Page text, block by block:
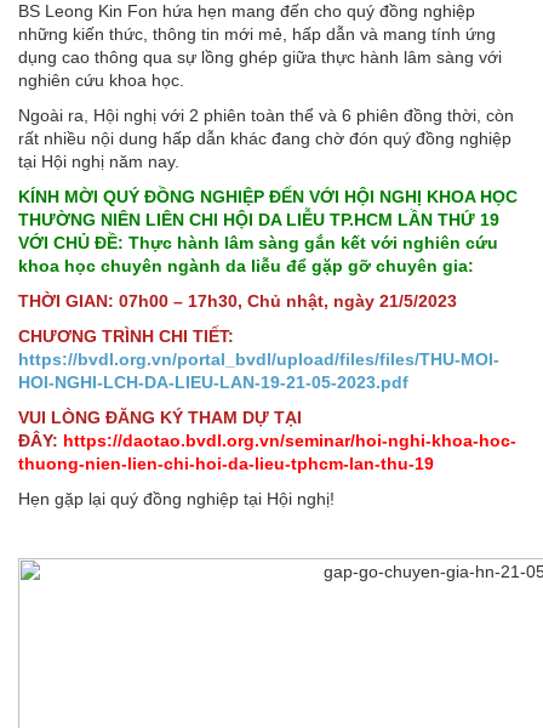
BS Leong Kin Fon hứa hẹn mang đến cho quý đồng nghiệp
những kiến thức, thông tin mới mẻ, hấp dẫn và mang tính ứng
dụng cao thông qua sự lồng ghép giữa thực hành lâm sàng với
nghiên cứu khoa học.
Ngoài ra, Hội nghị với 2 phiên toàn thể và 6 phiên đồng thời, còn
rất nhiều nội dung hấp dẫn khác đang chờ đón quý đồng nghiệp
tại Hội nghị năm nay.
KÍNH MỜI QUÝ ĐỒNG NGHIỆP ĐẾN VỚI HỘI NGHỊ KHOA HỌC
THƯỜNG NIÊN LIÊN CHI HỘI DA LIỄU TP.HCM LẦN THỨ 19
VỚI CHỦ ĐỀ: Thực hành lâm sàng gắn kết với nghiên cứu
khoa học chuyên ngành da liễu để gặp gỡ chuyên gia:
THỜI GIAN: 07h00 – 17h30, Chủ nhật, ngày 21/5/2023
CHƯƠNG TRÌNH CHI TIẾT:
https://bvdl.org.vn/portal_bvdl/upload/files/files/THU-MOI-
HOI-NGHI-LCH-DA-LIEU-LAN-19-21-05-2023.pdf
VUI LÒNG ĐĂNG KÝ THAM DỰ TẠI
ĐÂY: https://daotao.bvdl.org.vn/seminar/hoi-nghi-khoa-hoc-
thuong-nien-lien-chi-hoi-da-lieu-tphcm-lan-thu-19
Hẹn gặp lại quý đồng nghiệp tại Hội nghị!